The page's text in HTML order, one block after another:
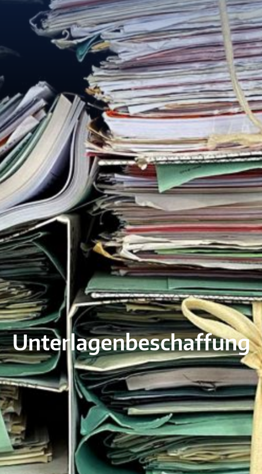
Unterlagenbeschaffung